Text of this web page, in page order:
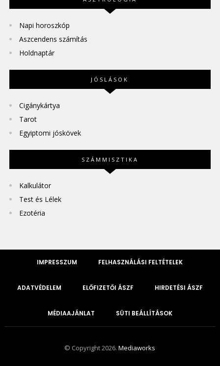
Napi horoszkóp
Aszcendens számítás
Holdnaptár
JÓSLÁSOK
Cigánykártya
Tarot
Egyiptomi jóskövek
SZÁMMISZTIKA
Kalkulátor
Test és Lélek
Ezotéria
IMPRESSZUM FELHASZNÁLÁSI FELTÉTELEK
ADATVÉDELEM ELŐFIZETŐI ÁSZF HIRDETÉSI ÁSZF
MÉDIAAJÁNLAT SÜTI BEÁLLÍTÁSOK
© Copyright 2026.Mediaworks